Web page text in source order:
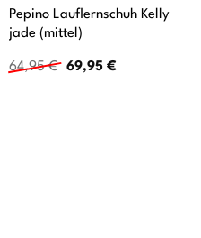
Pepino Lauflernschuh Kelly
jade (mittel)
64,95€ Ursprünglicher
69,95 €Aktueller